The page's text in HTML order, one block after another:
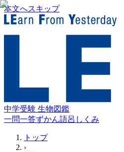
本文へスキップ
中学受験 生物図鑑
一問一答ずかん語呂 しくみ
トップ
›